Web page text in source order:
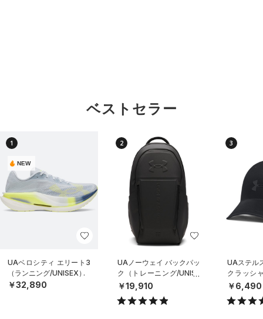
ベストセラー
1
NEW
UAベロシティ エリート3
（ランニング/UNISEX）
￥32,890
2
UAノーウェイ バックパッ
ク（トレーニング/UNISE
X）
￥19,910
3
UAステル
クラッシ
（ライフ
￥6,490